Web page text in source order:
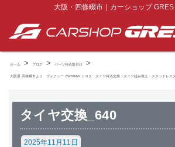
大阪・四條畷市｜カーショップ GRES
ホーム > ブログ > パーツ持込取付け >
大阪府 四條畷市より ヴォクシー ZWR80W トヨタ タイヤ持込交換・タイヤ組み換え・スタッドレス
タイヤ交換_640
2025年11月11日